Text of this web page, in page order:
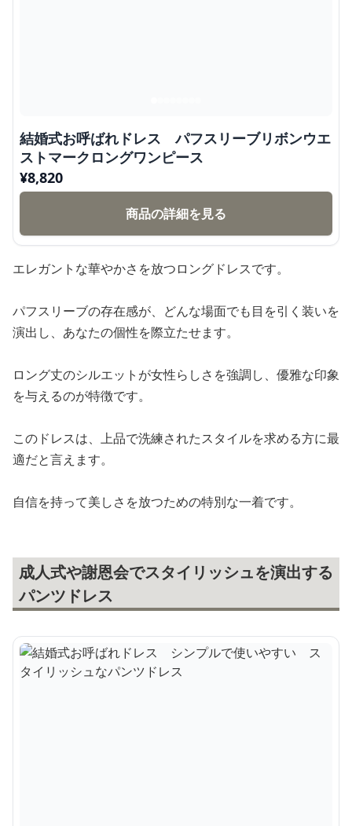
結婚式お呼ばれドレス パフスリーブリボンウエ
ストマークロングワンピース
¥8,820
商品の詳細を見る
エレガントな華やかさを放つロングドレスです。
パフスリーブの存在感が、どんな場面でも目を引く装いを
演出し、あなたの個性を際立たせます。
ロング丈のシルエットが女性らしさを強調し、優雅な印象
を与えるのが特徴です。
このドレスは、上品で洗練されたスタイルを求める方に最
適だと言えます。
自信を持って美しさを放つための特別な一着です。
成人式や謝恩会でスタイリッシュを演出する
パンツドレス